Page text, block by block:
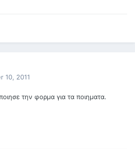
10, 2011
την φορμα για τα ποιηματα.